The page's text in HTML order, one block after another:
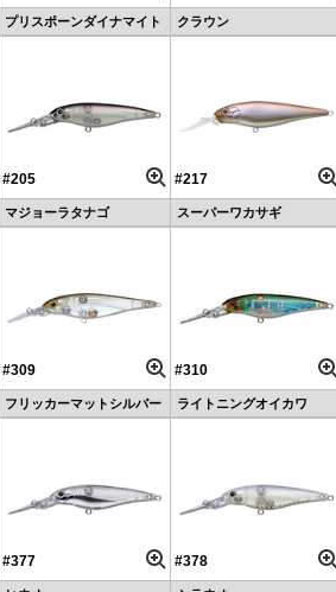
プリスポーンダイナマイト クラウン
#205
マジョーラタナゴ
#217
スーパーワカサギ
#309
フリッカーマットシルバー
#310
ライトニングオイカワ
#377 #378